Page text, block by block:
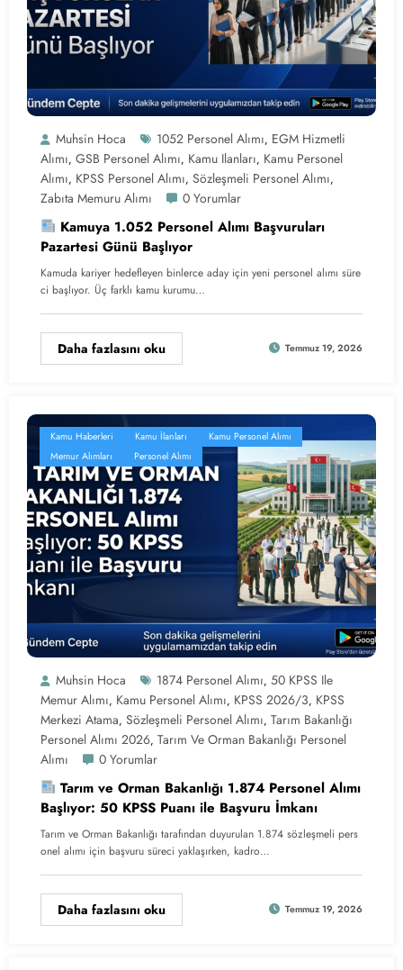
Muhsin Hoca 1052 Personel Alımı, EGM Hizmetli
Alımı, GSB Personel Alımı, Kamu Ilanları, Kamu Personel
Alımı, KPSS Personel Alımı, Sözleşmeli Personel Alımı,
Zabıta Memuru Alımı 0 Yorumlar
Kamuya 1.052 Personel Alımı Başvuruları
Pazartesi Günü Başlıyor
Kamuda kariyer hedefleyen binlerce aday için yeni personel alımı süre
ci başlıyor. Üç farklı kamu kurumu…
Daha fazlasını oku Temmuz 19, 2026
Kamu Haberleri Kamu İlanları
Kamu Personel Alımı
Memur Alımları
Personel Alımı
Muhsin Hoca 1874 Personel Alımı, 50 KPSS Ile
Memur Alımı, Kamu Personel Alımı, KPSS 2026/3, KPSS
Merkezi Atama, Sözleşmeli Personel Alımı, Tarım Bakanlığı
Personel Alımı 2026, Tarım Ve Orman Bakanlığı Personel
Alımı
0 Yorumlar
Tarım ve Orman Bakanlığı 1.874 Personel Alımı
Başlıyor: 50 KPSS Puanı ile Başvuru İmkanı
Tarım ve Orman Bakanlığı tarafından duyurulan 1.874 sözleşmeli pers
onel alımı için başvuru süreci yaklaşırken, kadro…
Daha fazlasını oku Temmuz 19, 2026